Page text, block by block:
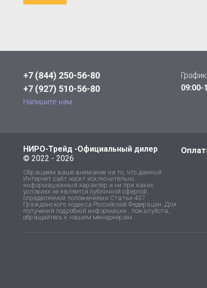
+7 (844) 250-56-80
+7 (927) 510-56-80
Напишите нам
09:00-
НИРО-Трейд -Официальный дилер
© 2022 - 2026
Обращаем ваше внимание на то, что данный
Интернет сайт носит исключительно
информационный характер и ни при каких
условиях не является публичной офертой,
определяемой положениями Статьи 437
Гражданского кодекса Российской Федерации. Для
получения подробной информации , пожалуйста,
обращайтесь к нашим менеджерам.